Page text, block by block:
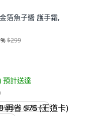
箔魚子醬 護手霜,
%$299
預計送達
省 $75 (王道卡)